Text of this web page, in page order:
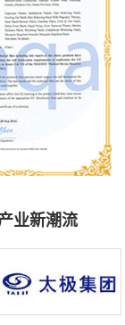
业新潮流